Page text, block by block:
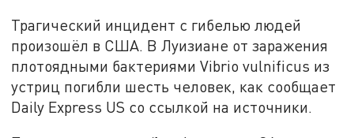
Трагический инцидент с гибелью людей
произошёл в США. В Луизиане от заражения
плотоядными бактериями Vibrio vulnificus из
устриц погибли шесть человек, как сообщает
Daily Express US со ссылкой на источники.